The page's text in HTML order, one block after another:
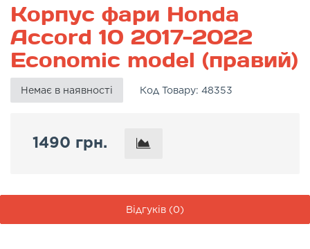
Корпус фари Honda
Accord 10 2017-2022
Economic model (правий)
Немає в наявності Код Товару: 48353
1490 грн.
Відгуків (0)